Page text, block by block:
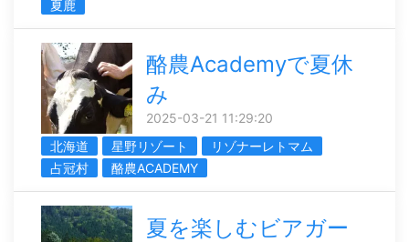
夏鹿
酪農Academyで夏休
み
2025-03-21 11:29:20
北海道
星野リゾート
リゾナーレトマム
占冠村
酪農ACADEMY
夏を楽しむビアガー